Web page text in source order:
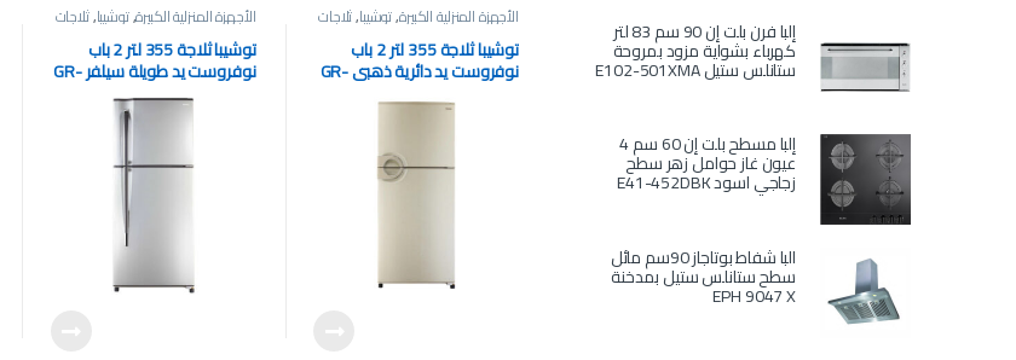
الأجهزة المنزلية الكبيرة,توشيبا,ثلاجات
توشيبا ثلاجة 355 لتر 2 باب
نوفروست يد دائرية ذهبي GR-
EF40P-J-G
الأجهزة المنزلية الكبيرة,توشيبا,ثلاجات
توشيبا ثلاجة 355 لتر 2 باب
نوفروست يد طويلة سيلفر GR-
EF40P-H-S
إلبا فرن بلت إن 90 سم 83 لتر
كهرباء بشواية مزود بمروحة
ستانلس ستيل E102-501XMA
إلبا مسطح بلت إن 60 سم 4
عيون غاز حوامل زهر سطح
زجاجي اسود E41-452DBK
البا شفاط بوتاجاز 90سم مائل
سطح ستانلس ستيل بمدخنة
EPH 9047 X